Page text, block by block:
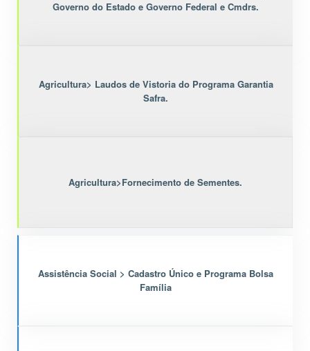
Governo do Estado e Governo Federal e Cmdrs.
Agricultura> Laudos de Vistoria do Programa Garantia
Safra.
Agricultura>Fornecimento de Sementes.
Assistência Social > Cadastro Único e Programa Bolsa
Família